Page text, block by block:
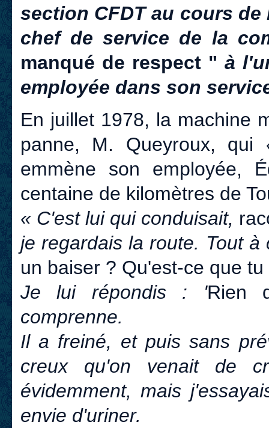
section CFDT au cours
chef de service de la
manqué de respect " à
employée dans son
En juillet 1978, la machine
panne, M. Queyroux, qui
emmène son employée,
centaine de kilomètres de
« C'est lui qui conduisait,
je regardais la route. Tout
un baiser ? Qu'est-ce que
Je lui répondis : 'Rien
comprenne.
Il a freiné, et puis sans
creux qu'on venait de
évidemment, mais
envie d'uriner.